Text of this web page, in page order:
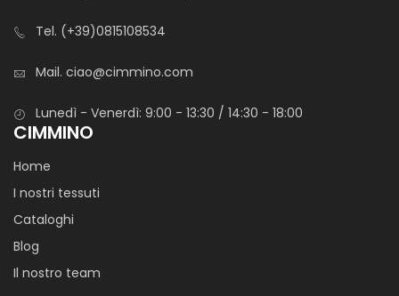
Tel. (+39)0815108534
Mail. ciao@cimmino.com
Lunedì - Venerdì: 9:00 - 13:30 / 14:30 - 18:00
CIMMINO
Home
I nostri tessuti
Cataloghi
Blog
Il nostro team